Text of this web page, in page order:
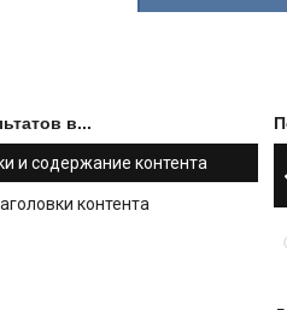
в...
и содержание контента
контента